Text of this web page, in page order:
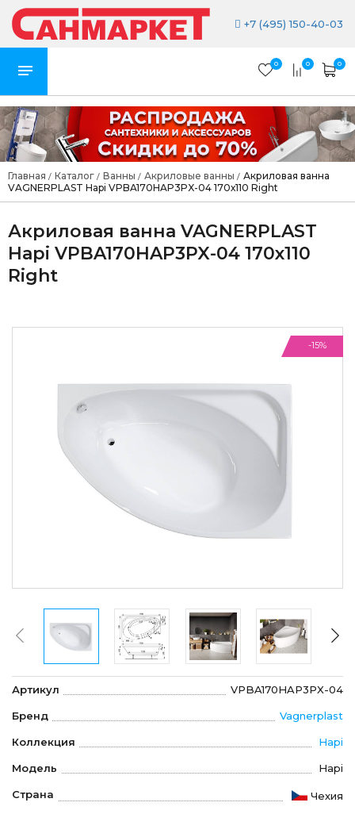
+7 (495) 150-40-03
0 0 0
Главная / Каталог / Ванны / Акриловые ванны / Акриловая ванна
VAGNERPLAST Hapi VPBA170HAP3PX-04 170х110 Right
Акриловая ванна VAGNERPLAST
Hapi VPBA170HAP3PX-04 170х110
Right
-15%
Артикул VPBA170HAP3PX-04
Бренд Vagnerplast
Коллекция Hapi
Модель Hapi
Страна Чехия